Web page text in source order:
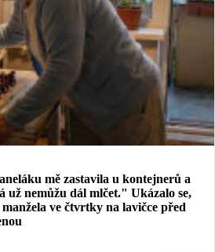
mě zastavila u kontejnerů a
nemůžu dál mlčet." Ukázalo se,
ve čtvrtky na lavičce před